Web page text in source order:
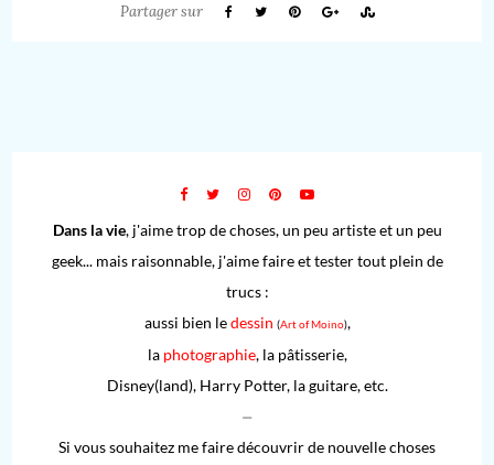
Partager sur
Dans la vie, j'aime trop de choses, un peu artiste et un peu
geek... mais raisonnable, j'aime faire et tester tout plein de
trucs :
aussi bien ledessin (Art of Moino),
la photographie, la pâtisserie,
Disney(land), Harry Potter, la guitare, etc.
⏤
Si vous souhaitez me faire découvrir de nouvelle choses